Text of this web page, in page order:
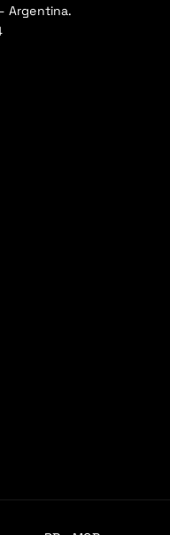
Argentina.